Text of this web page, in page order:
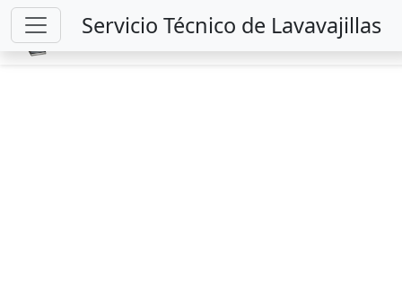
SERVICIO ESPECIALIZADO EN REPARACIONES
931 79 96 83
Servicio Técnico de Lavavajillas